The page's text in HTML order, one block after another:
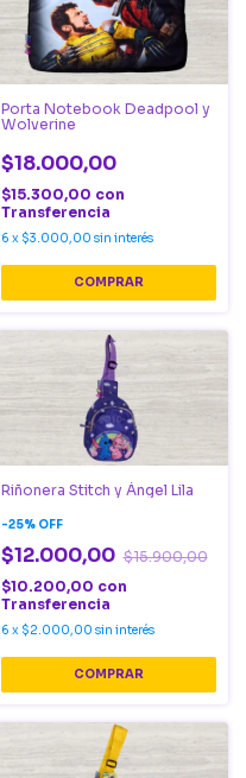
Porta Notebook Deadpool y
Wolverine
$18.000,00
$15.300,00 con
Transferencia
6 x $3.000,00 sin interés
Riñonera Stitch y Ángel Lila
-25% OFF
$12.000,00 $15.900,00
$10.200,00 con
Transferencia
6 x $2.000,00 sin interés